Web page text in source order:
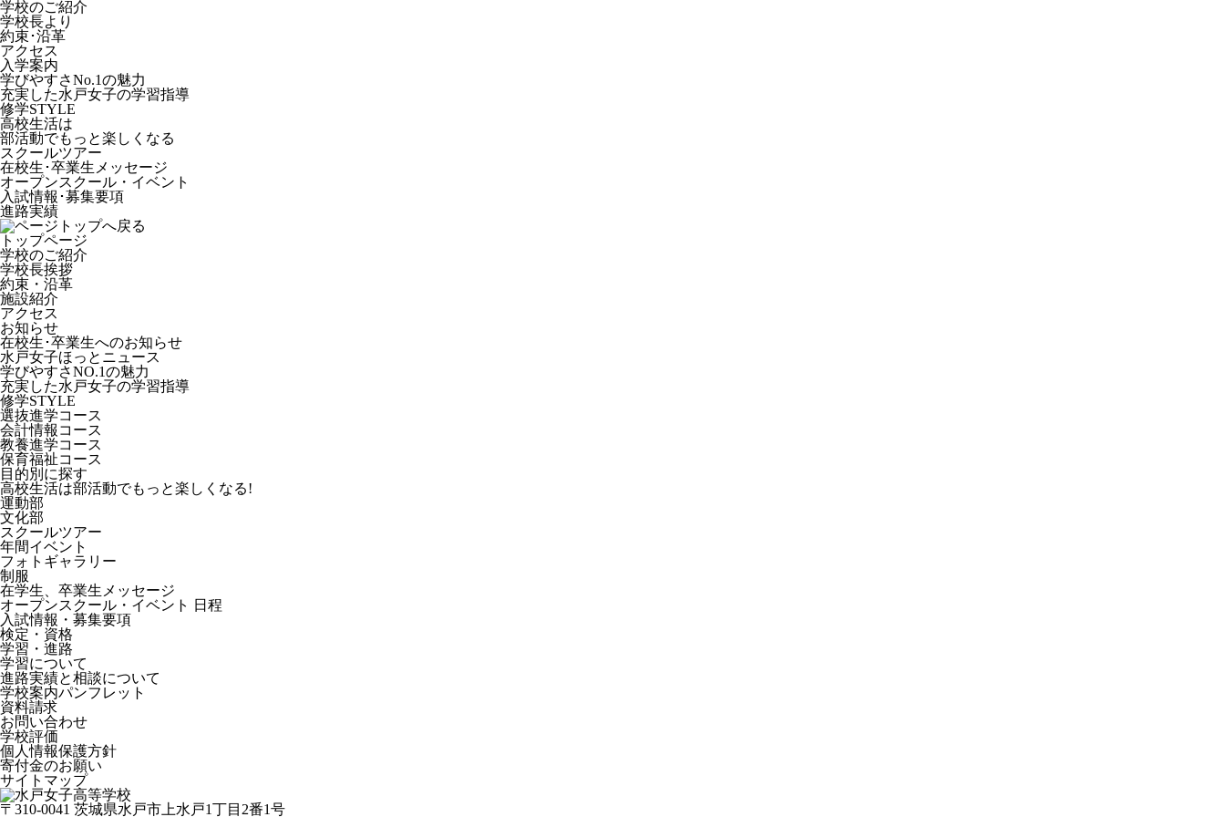
学校のご紹介
学校長より
約束･沿革
アクセス
入学案内
学びやすさNo.1の魅力
充実した水戸女子の学習指導
修学STYLE
高校生活は
部活動でもっと楽しくなる
スクールツアー
在校生･卒業生メッセージ
オープンスクール・イベント
入試情報･募集要項
進路実績
トップページ
学校のご紹介
学校長挨拶
約束・沿革
施設紹介
アクセス
お知らせ
在校生･卒業生へのお知らせ
水戸女子ほっとニュース
学びやすさNO.1の魅力
充実した水戸女子の学習指導
修学STYLE
選抜進学コース
会計情報コース
教養進学コース
保育福祉コース
目的別に探す
高校生活は部活動でもっと楽しくなる!
運動部
文化部
スクールツアー
年間イベント
フォトギャラリー
制服
在学生、卒業生メッセージ
オープンスクール・イベント 日程
入試情報・募集要項
検定・資格
学習・進路
学習について
進路実績と相談について
学校案内パンフレット
資料請求
お問い合わせ
学校評価
個人情報保護方針
寄付金のお願い
サイトマップ
〒310-0041 茨城県水戸市上水戸1丁目2番1号